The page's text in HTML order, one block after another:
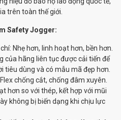
trên toàn thế giới.
Safety Jogger:
Nhẹ hơn, linh hoạt hơn, bền hơn.
của hãng liên tục được cải tiến để
tiêu dùng và có mẫu mã đẹp hơn.
chống cắt, chống đâm xuyên.
hơn so với thép, kết hợp với mũi
không bị biến dạng khi chịu lực